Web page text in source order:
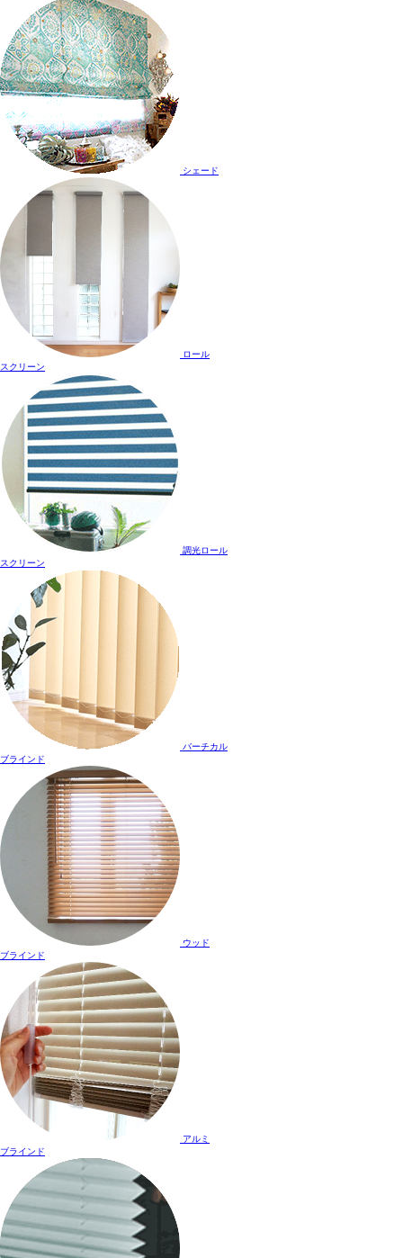
シェード
ロール
スクリーン
調光ロール
スクリーン
バーチカル
ブラインド
ウッド
ブラインド
アルミ
ブラインド